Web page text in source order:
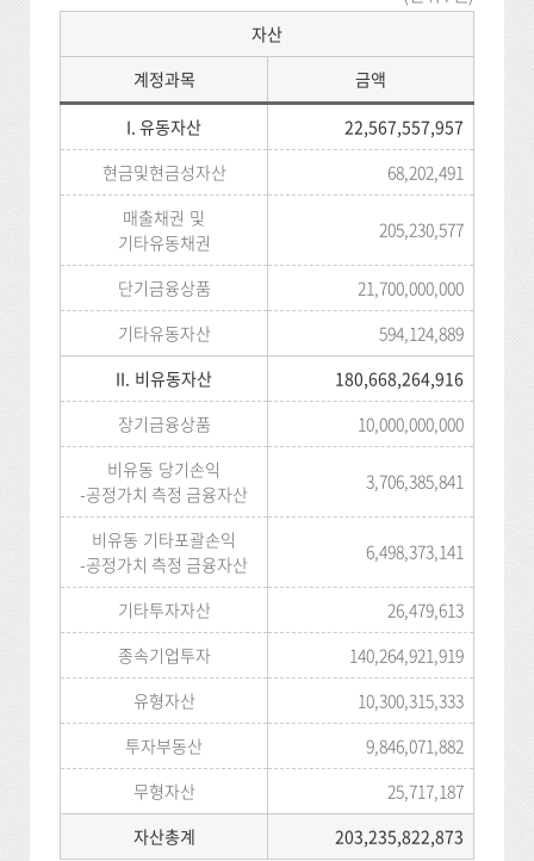
자산
계정과목
금액
자산총계 203,235,822,873
I. 유동자산
22,567,557,957
현금및현금성자산
68,202,491
매출채권 및
기타유동채권
205,230,577
단기금융상품
21,700,000,000
기타유동자산
594,124,889
II. 비유동자산
180,668,264,916
장기금융상품
10,000,000,000
비유동 당기손익
-공정가치 측정 금융자산
3,706,385,841
비유동 기타포괄손익
-공정가치 측정 금융자산
6,498,373,141
기타투자자산
26,479,613
종속기업투자
140,264,921,919
유형자산
10,300,315,333
투자부동산
9,846,071,882
무형자산
25,717,187